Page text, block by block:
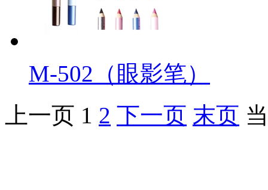
M-502（眼影笔）
上一页 1 2 下一页 末页